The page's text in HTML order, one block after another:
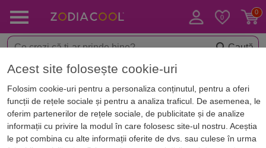
Caută
Acasă Blog Horoscop. Zodii
Ce culoare ti se potriveste in
functie de zodie?
Acest site folosește cookie-uri
Folosim cookie-uri pentru a personaliza conținutul, pentru a oferi
funcții de rețele sociale și pentru a analiza traficul. De asemenea, le
oferim partenerilor de rețele sociale, de publicitate și de analize
informații cu privire la modul în care folosesc site-ul nostru. Aceștia
le pot combina cu alte informații oferite de dvs. sau culese în urma